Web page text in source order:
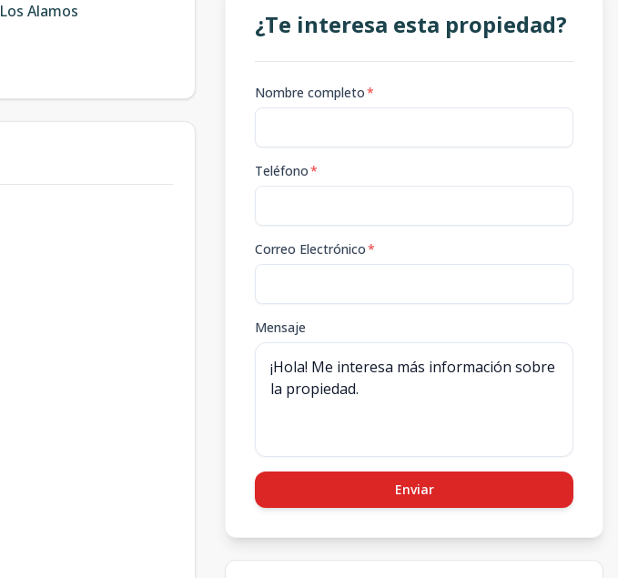
Los Alamos ¿Te interesa esta propiedad?
Nombre completo*
Teléfono*
Correo Electrónico*
Mensaje
Enviar